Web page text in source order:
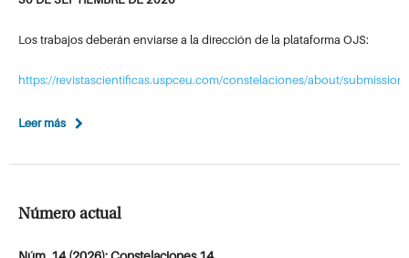
Los trabajos deberán enviarse a la dirección de la plataforma OJS:
https://revistascientificas.uspceu.com/constelaciones/about/submissions
Leer más
Número actual